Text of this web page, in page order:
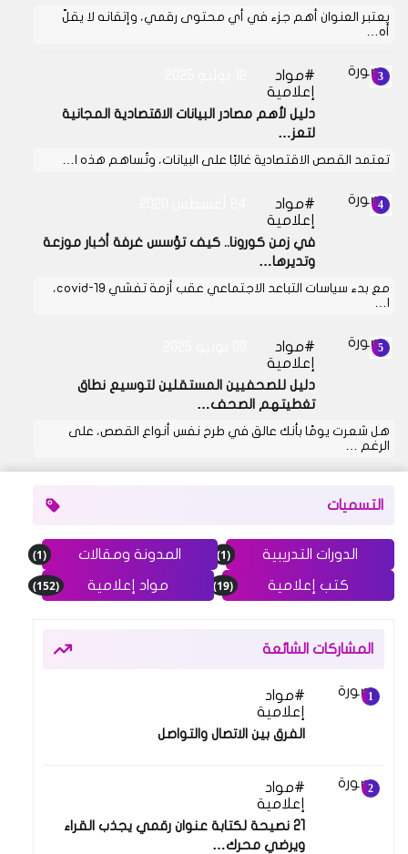
يعتبر العنوان أهم جزء في أي محتوى رقمي، وإتقانه لا يقلّ
أه…
مواد
إعلامية
دليل لأهم مصادر البيانات الاقتصادية المجانية
لتعز…
تعتمد القصص الاقتصادية غالبًا على البيانات، وتُساهم هذه ا…
مواد
إعلامية
في زمن كورونا.. كيف تؤسس غرفة أخبار موزعة
وتديرها…
مع بدء سياسات التباعد الاجتماعي عقب أزمة تفشي covid-19،
ا…
مواد
إعلامية
دليل للصحفيين المستقلين لتوسيع نطاق
تغطيتهم الصحف…
هل شعرت يومًا بأنك عالق في طرح نفس أنواع القصص، على
الرغم …
التسميات
الدورات التدريبية (1) المدونة ومقالات (1)
كتب إعلامية (19) مواد إعلامية (152)
المشاركات الشائعة
مواد
إعلامية
الفرق بين الاتصال والتواصل
مواد
إعلامية
21 نصيحة لكتابة عنوان رقمي يجذب القراء
ويرضي محرك…